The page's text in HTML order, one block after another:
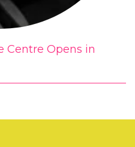
Centre Opens in